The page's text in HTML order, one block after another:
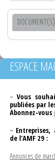
DOCUMENT(S)
ESPACE
– Vous
publiées par
Abonnez-vous
–
de l’AMF 29 :
Annonces de